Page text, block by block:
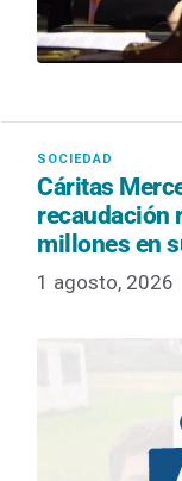
Cáritas
recaudación
millones en
1 agosto, 2026